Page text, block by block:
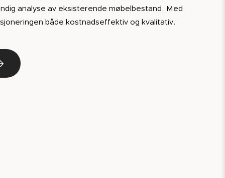
analyse av eksisterende møbelbestand. Med
både kostnadseffektiv og kvalitativ.